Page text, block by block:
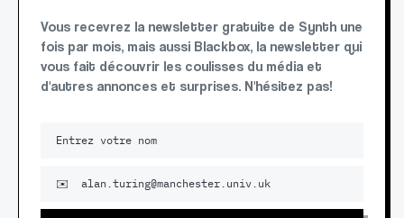
Vous recevrez la newsletter gratuite de Synth une
fois par mois, mais aussi Blackbox, la newsletter qui
vous fait découvrir les coulisses du média et
d'autres annonces et surprises. N'hésitez pas!